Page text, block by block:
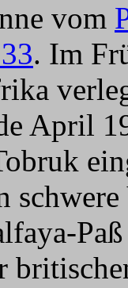
vom
. Im
April